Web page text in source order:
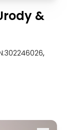
&
,